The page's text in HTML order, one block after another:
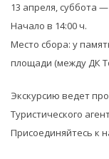
13 апреля, суббота
Начало в 14:00 ч.
Место сбора: у
площади (между ДК
Экскурсию ведет
Туристического
Присоединяйтесь к